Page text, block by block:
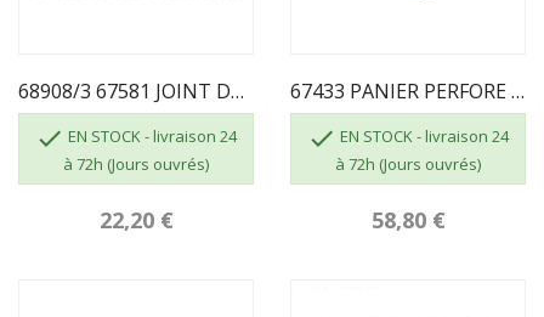
68908/3 67581 JOINT DE PORTE VIGO Diam 14...
 EN STOCK - livraison 24
à 72h (Jours ouvrés)
22,20 €
67433 PANIER PERFORE FONTE VIGO 2010 MV255A
 EN STOCK - livraison 24
à 72h (Jours ouvrés)
58,80 €